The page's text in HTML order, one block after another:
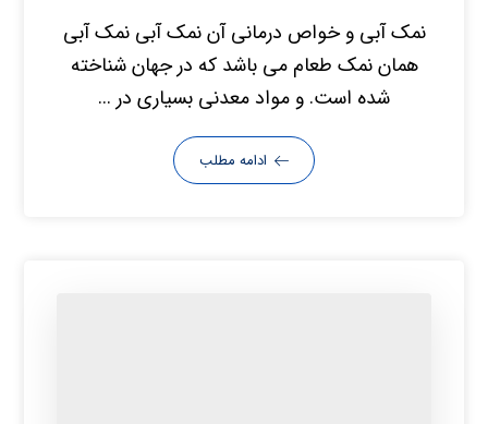
نمک آبی و خواص درمانی آن نمک آبی نمک آبی
همان نمک طعام می باشد که در جهان شناخته
شده است. و مواد معدنی بسیاری در ...
ادامه مطلب